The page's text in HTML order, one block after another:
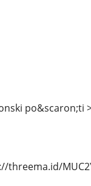
po&scaron;ti
threema.id/